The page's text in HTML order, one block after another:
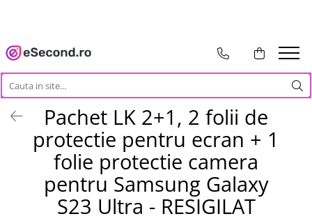
TOATE PRODUSELE
Auto Moto
Accesorii Auto
Anvelope & Jante
Covorase auto
Echipamente pentru Atelier
Electronice Auto
Intretinere & Cosmetica auto
Pachet LK 2+1, 2 folii de
protectie pentru ecran + 1
folie protectie camera
pentru Samsung Galaxy
S23 Ultra - RESIGILAT